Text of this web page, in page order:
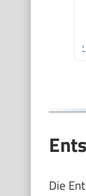
*
Die